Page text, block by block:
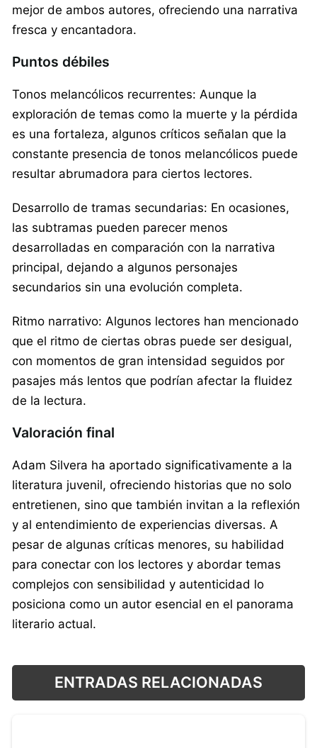
mejor de ambos autores, ofreciendo una narrativa
fresca y encantadora.​
Puntos débiles
Tonos melancólicos recurrentes: Aunque la
exploración de temas como la muerte y la pérdida
es una fortaleza, algunos críticos señalan que la
constante presencia de tonos melancólicos puede
resultar abrumadora para ciertos lectores.​
Desarrollo de tramas secundarias: En ocasiones,
las subtramas pueden parecer menos
desarrolladas en comparación con la narrativa
principal, dejando a algunos personajes
secundarios sin una evolución completa.​
Ritmo narrativo: Algunos lectores han mencionado
que el ritmo de ciertas obras puede ser desigual,
con momentos de gran intensidad seguidos por
pasajes más lentos que podrían afectar la fluidez
de la lectura.​
Valoración final
Adam Silvera ha aportado significativamente a la
literatura juvenil, ofreciendo historias que no solo
entretienen, sino que también invitan a la reflexión
y al entendimiento de experiencias diversas. A
pesar de algunas críticas menores, su habilidad
para conectar con los lectores y abordar temas
complejos con sensibilidad y autenticidad lo
posiciona como un autor esencial en el panorama
literario actual.
ENTRADAS RELACIONADAS